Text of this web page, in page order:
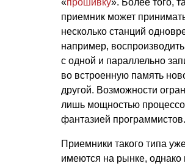
приемник может
несколько станций
например,
с одной и параллельно
во встроенную память
другой. Возможности
лишь мощностью
фантазией программистов.
Приемники такого типа
имеются на рынке, однако